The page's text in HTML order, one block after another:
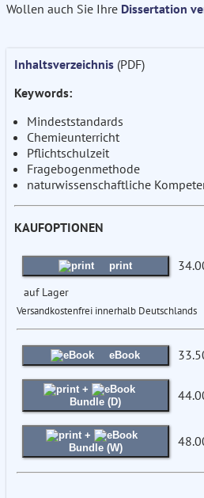
Wollen auch Sie Ihre Dissertation
Inhaltsverzeichnis (PDF)
Keywords:
Mindeststandards
Chemieunterricht
Pflichtschulzeit
Fragebogenmethode
naturwissenschaftliche
KAUFOPTIONEN
print
auf Lager
Versandkostenfrei innerhalb Deutschlands
eBook
+
Bundle (D)
+
Bundle (W)